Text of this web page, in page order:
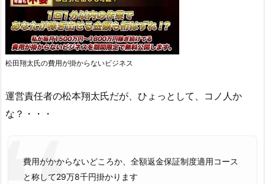
松田翔太氏の費用が掛からないビジネス
運営責任者の松本翔太氏だが、ひょっとして、コノ人か
な？・・・
費用がかからないどころか、全額返金保証制度適用コース
と称して29万8千円掛かります